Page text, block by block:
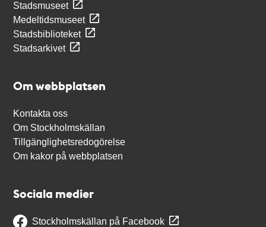
Stadsmuseet
Medeltidsmuseet
Stadsbiblioteket
Stadsarkivet
Om webbplatsen
Kontakta oss
Om Stockholmskällan
Tillgänglighetsredogörelse
Om kakor på webbplatsen
Sociala medier
Stockholmskällan på Facebook